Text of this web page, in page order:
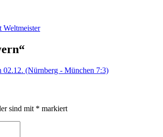
Weltmeister
(Nürnberg - München 7:3)
sind mit * markiert